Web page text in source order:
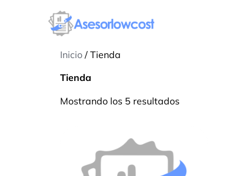
Inicio / Tienda
Tienda
Mostrando los 5 resultados